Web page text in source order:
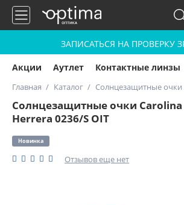
ЗАПИСАТЬСЯ НА ПРОВЕРКУ
Акции Аутлет Контактные линзы
Главная Каталог Солнцезащитные очки
Солнцезащитные очки Carolina
Herrera 0236/S OIT
Новинка
Отзывов еще нет